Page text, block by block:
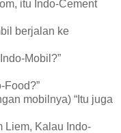
itu Indo-Cement
berjalan ke
Mobil?”
Food?”
mobilnya) “Itu juga
Liem, Kalau Indo-